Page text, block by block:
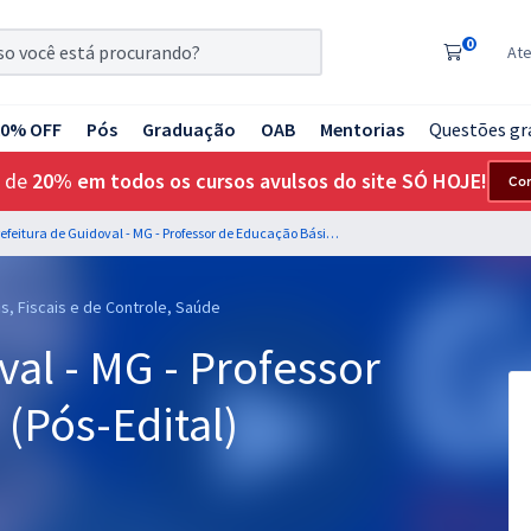
0
OFF Pós Graduação OAB Mentorias Questões
de 20% em todos os cursos avulsos do site SÓ HOJE!
Prefeitura de Guidoval - MG - Professor de Educação Básica (Pós-Edital)
Fiscais e de Controle, Saúde
- MG - Professor
Edital)